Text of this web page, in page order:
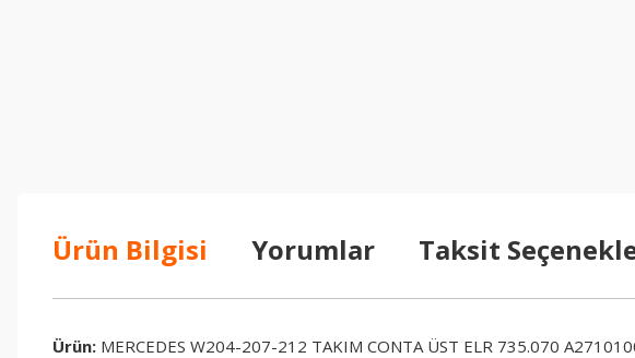
Ürün Bilgisi Yorumlar Taksit
Ürün: MERCEDES W204-207-212 TAKIM CONTA ÜST ELR 735.070